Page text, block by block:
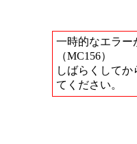
一時的なエラー
（MC156）
しばらくして
てください。